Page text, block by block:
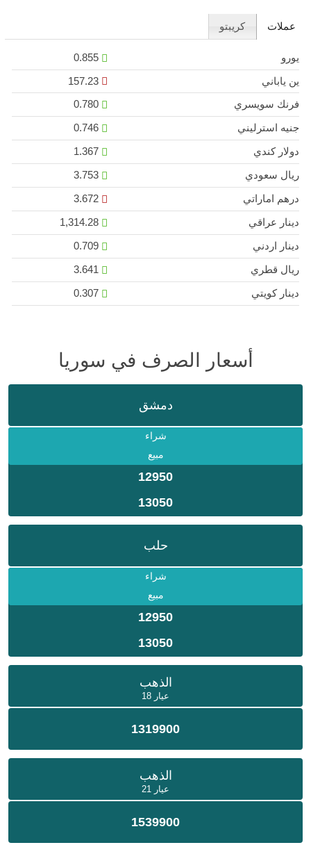
عملات كريبتو
يورو
0.855
ين ياباني
157.23
فرنك سويسري
0.780
جنيه استرليني
0.746
دولار كندي
1.367
ريال سعودي
3.753
درهم اماراتي
3.672
دينار عراقي
1,314.28
دينار اردني
0.709
ريال قطري
دينار كويتي
0.307
أسعار الصرف في سوريا
دمشق
شراء
مبيع
12950
13050
حلب
شراء
مبيع
12950
13050
الذهب
عيار 18
1319900
الذهب
عيار 21
1539900